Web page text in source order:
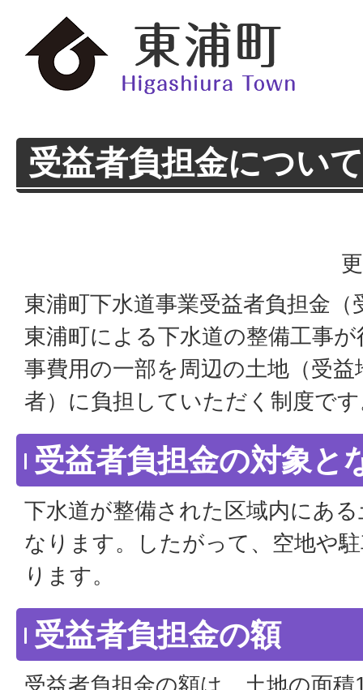
受益者負担金について
東浦町下水道事業受益者負担金
東浦町による下水道の整備工事
事費用の一部を周辺の土地（受
者）に負担していただく制度で
受益者負担金の対象と
下水道が整備された区域内にあ
なります。したがって、空地や
ります。
受益者負担金の額
受益者負担金の額は、土地の面